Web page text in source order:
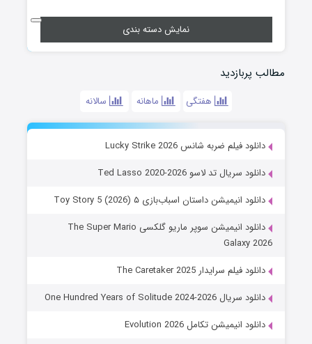
نمایش دسته بندی
مطالب پربازدید
هفتگی ماهانه سالانه
دانلود فیلم ضربه شانس Lucky Strike 2026
دانلود سریال تد لاسو Ted Lasso 2020-2026
دانلود انیمیشن داستان اسباب‌بازی ۵ Toy Story 5 (2026)
دانلود انیمیشن سوپر ماریو گلکسی The Super Mario
Galaxy 2026
دانلود فیلم سرایدار The Caretaker 2025
دانلود سریال One Hundred Years of Solitude 2024-2026
دانلود انیمیشن تکامل Evolution 2026